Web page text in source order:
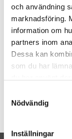
och användning
marknadsföring.
information om
partners inom
Dessa kan
som du har
Nödvändig
Inställningar